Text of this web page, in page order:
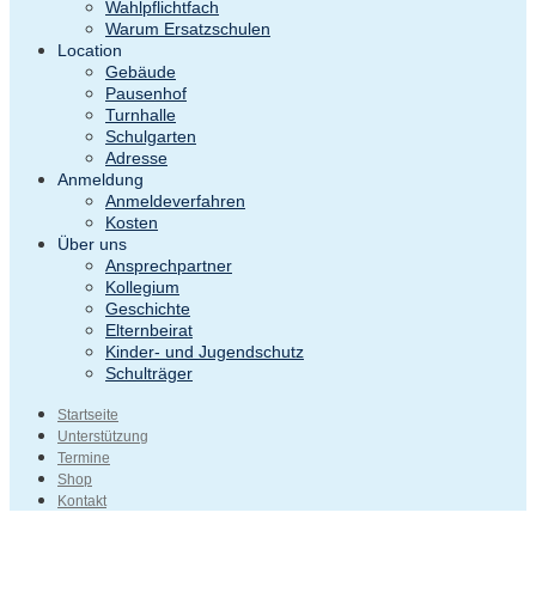
Wahlpflichtfach
Warum Ersatzschulen
Location
Gebäude
Pausenhof
Turnhalle
Schulgarten
Adresse
Anmeldung
Anmeldeverfahren
Kosten
Über uns
Ansprechpartner
Kollegium
Geschichte
Elternbeirat
Kinder- und Jugendschutz
Schulträger
Startseite
Unterstützung
Termine
Shop
Kontakt